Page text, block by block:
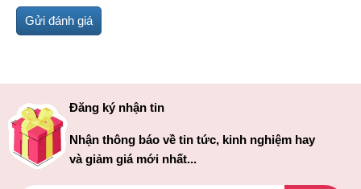
Đăng ký nhận tin
Nhận thông báo về tin tức, kinh nghiệm hay
và giảm giá mới nhất...